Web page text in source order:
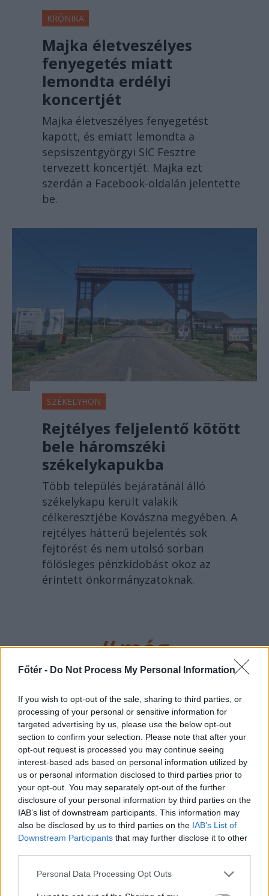
Főtér - Do Not Process My Personal Information
If you wish to opt-out of the sale, sharing to third parties, or
processing of your personal or sensitive information for
targeted advertising by us, please use the below opt-out
section to confirm your selection. Please note that after your
opt-out request is processed you may continue seeing
interest-based ads based on personal information utilized by
us or personal information disclosed to third parties prior to
your opt-out. You may separately opt-out of the further
disclosure of your personal information by third parties on the
IAB’s list of downstream participants. This information may
also be disclosed by us to third parties on the IAB’s List of
Downstream Participants that may further disclose it to other
Personal Data Processing Opt Outs
KRÓNIKA
Majka életveszélyes
fenyegetés miatt
lemondta erdélyi
koncertjét
Majka életveszélyes fenyegetést
kapott, és emiatt lemondta a
sepsiszentgyörgyi SIC Fesztre
tervezett koncertjét. Majka ezt
szerdán a Facebook-oldalán jelentette
be.
SZÉKELYHON
Rejtélyes feljelentő kötött
bele háromszéki
székelykapukba
Több település bejáratánál álló
székelykapu került valakik
célkeresztjébe Kovászna megyében. A
rejtélyes hátterű bejelentés sok
fejtörést és nem utolsó sorban
fölösleges pénzkidobást okoz az
érintett önkormányzatoknak.
//még
több
főtér.ro
2026. AUGUSZTUS 06., CSÜTÖRTÖK
Bolojan: az általános
energiaválság miatt
rendkívüli